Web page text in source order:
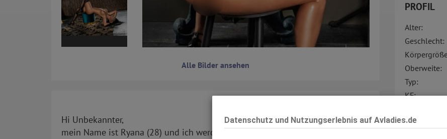
Datenschutz und Nutzungserlebnis auf Avladies.de
Alle Bilder ansehen
Hi Unbekannter,
mein Name ist Ryana (28) und ich werde Dir deinen Alltag versüßen!
PROFIL
Alter:
Geschlecht:
Oberweite:
Typ:
KF:
Haare: